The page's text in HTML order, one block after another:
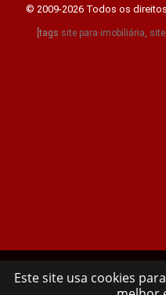
© 2009-2026 Todos os
[tags site para imobiliária,
Este site usa cookies